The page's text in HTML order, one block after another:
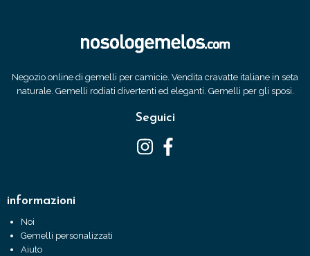
Negozio online di gemelli per camicie. Vendita cravatte italiane in seta
naturale. Gemelli rodiati divertenti ed eleganti. Gemelli per gli sposi.
Seguici
informazioni
Noi
Gemelli personalizzati
Aiuto